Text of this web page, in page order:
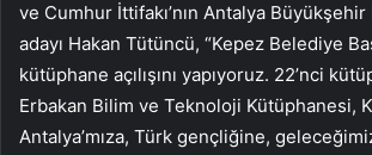
ve Cumhur İttifakı’nın Antalya
adayı Hakan Tütüncü, “Kepez Belediye
kütüphane açılışını yapıyoruz. 22’nci
Erbakan Bilim ve Teknoloji Kütüphanesi,
Antalya’mıza, Türk gençliğine,